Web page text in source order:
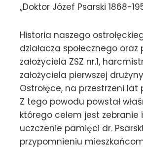
,,Doktor Józef Psarski 1868-
Historia naszego
działacza społecznego
założyciela ZSZ nr.1,
założyciela pierwszej
Ostrołęce, na przestrzeni lat
Z tego powodu powstał
którego celem jest zebranie
uczczenie pamięci dr.
przypomnieniu